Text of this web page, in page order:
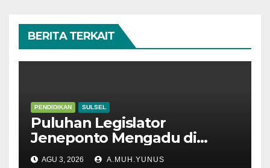
BERITA TERKAIT
PENDIDIKAN SULSEL
Puluhan Legislator
Jeneponto Mengadu di
Disdik Sulsel
AGU 3, 2026 A.MUH.YUNUS